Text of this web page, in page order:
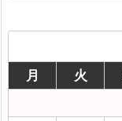
月
火